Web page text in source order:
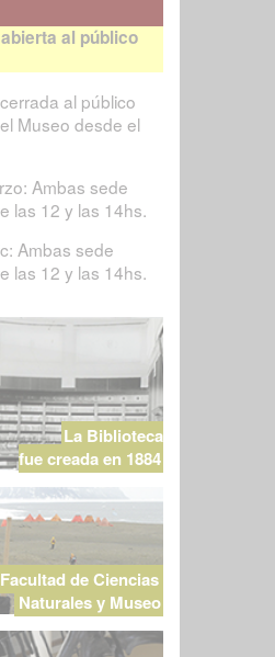
al público
al público
Museo desde el
Ambas sede
las 12 y las 14hs.
Ambas sede
las 12 y las 14hs.
La Biblioteca
fue creada en 1884
Facultad de Ciencias
Naturales y Museo